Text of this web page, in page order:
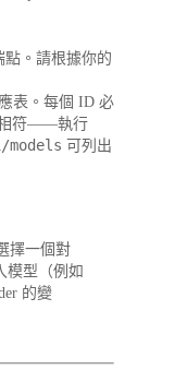
點。請根據你的
表。每個 ID 必
符——執行
可列出
擇一個對
模型（例如
的變